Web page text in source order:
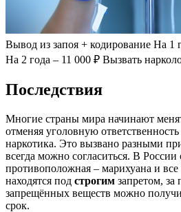
Вывод из запоя + кодирование На 1
На 2 года – 11 000 ₽ Вызвать
Последствия
Многие страны мира начинают
отменяя уголовную
наркотика. Это вызвано разными
всегда можно согласиться. В
противоположная – марихуана и все
находятся под строгим запретом, за
запрещённых веществ можно
срок.